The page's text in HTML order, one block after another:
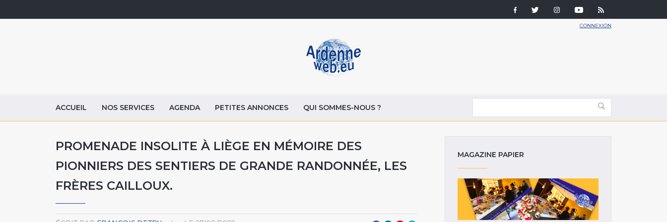
CONNEXION
ACCUEIL NOS SERVICES AGENDA PETITES ANNONCES QUI SOMMES-NOUS ?
PROMENADE INSOLITE À LIÈGE EN MÉMOIRE DES
PIONNIERS DES SENTIERS DE GRANDE RANDONNÉE, LES
FRÈRES CAILLOUX.
MAGAZINE PAPIER